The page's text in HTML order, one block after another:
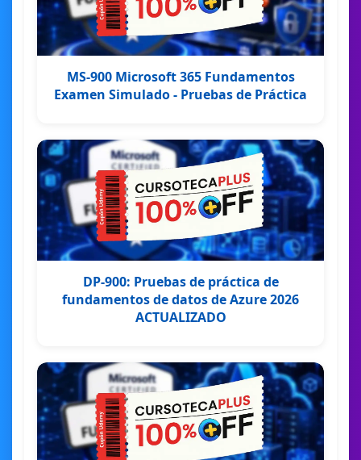
MS-900 Microsoft 365 Fundamentos
Examen Simulado - Pruebas de Práctica
DP-900: Pruebas de práctica de
fundamentos de datos de Azure 2026
ACTUALIZADO